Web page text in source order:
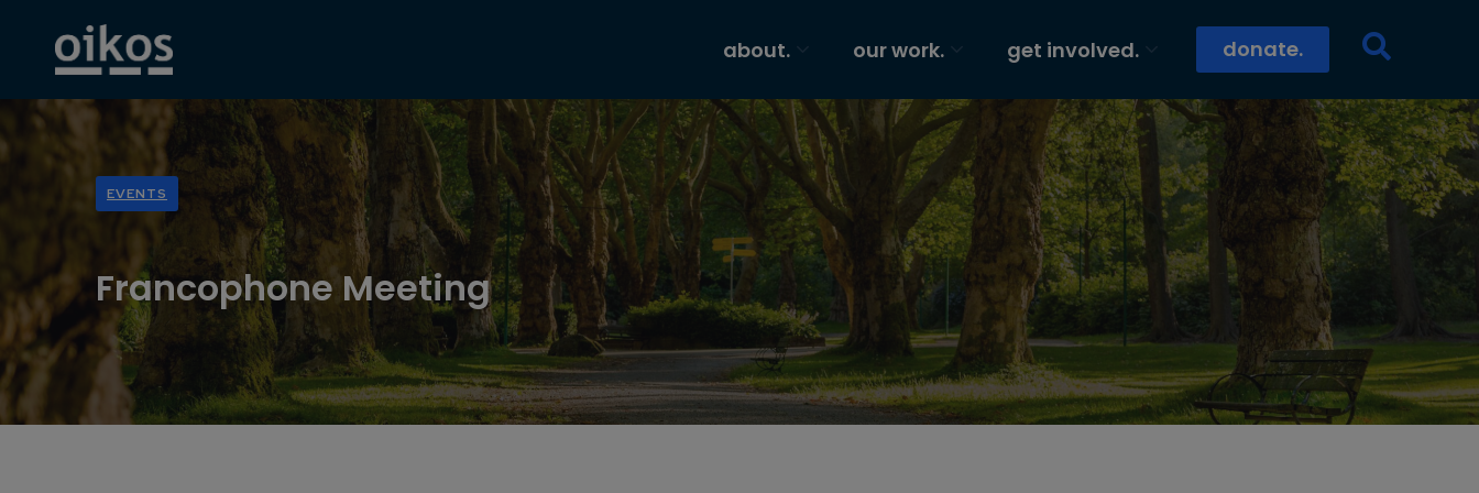
about. our work. get involved. donate.
EVENTS
Francophone Meeting